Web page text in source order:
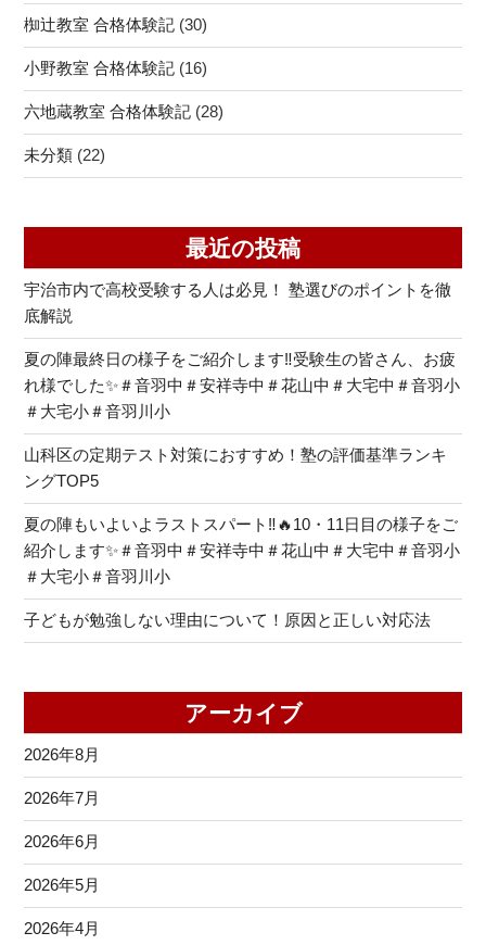
椥辻教室 合格体験記 (30)
小野教室 合格体験記 (16)
六地蔵教室 合格体験記 (28)
未分類 (22)
最近の投稿
宇治市内で高校受験する人は必見！ 塾選びのポイントを徹
底解説
夏の陣最終日の様子をご紹介します‼受験生の皆さん、お疲
れ様でした✨＃音羽中＃安祥寺中＃花山中＃大宅中＃音羽小
＃大宅小＃音羽川小
山科区の定期テスト対策におすすめ！塾の評価基準ランキ
ングTOP5
夏の陣もいよいよラストスパート‼🔥10・11日目の様子をご
紹介します✨＃音羽中＃安祥寺中＃花山中＃大宅中＃音羽小
＃大宅小＃音羽川小
子どもが勉強しない理由について！原因と正しい対応法
アーカイブ
2026年8月
2026年7月
2026年6月
2026年5月
2026年4月